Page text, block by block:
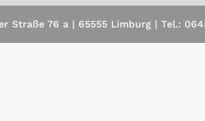
Straße 76 a | 65555 Limburg | Tel.: